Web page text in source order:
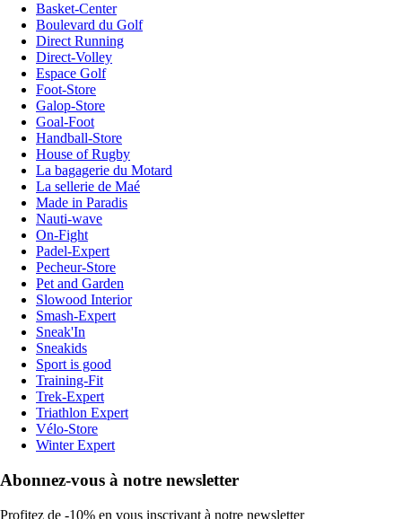
Basket-Center
Boulevard du Golf
Direct Running
Direct-Volley
Espace Golf
Foot-Store
Galop-Store
Goal-Foot
Handball-Store
House of Rugby
La bagagerie du Motard
La sellerie de Maé
Made in Paradis
Nauti-wave
On-Fight
Padel-Expert
Pecheur-Store
Pet and Garden
Slowood Interior
Smash-Expert
Sneak'In
Sneakids
Sport is good
Training-Fit
Trek-Expert
Triathlon Expert
Vélo-Store
Winter Expert
Abonnez-vous à notre newsletter
Profitez de -10% en vous inscrivant à notre newsletter